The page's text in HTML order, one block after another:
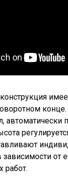
автоматически
от
работ.